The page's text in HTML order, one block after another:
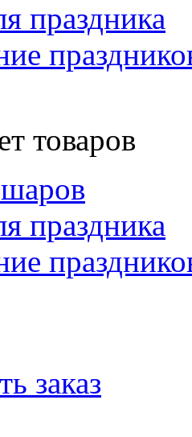
праздника
товаров
праздника
заказ